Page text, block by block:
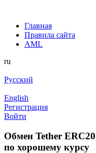
Главная
Правила сайта
AML
ru
Русский
English
Регистрация
Войти
Обмен Tether
по хорошему курсу